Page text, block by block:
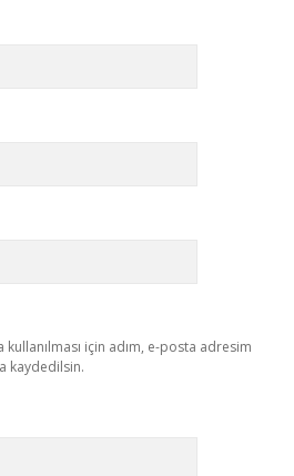
için adım, e-posta adresim
kaydedilsin.